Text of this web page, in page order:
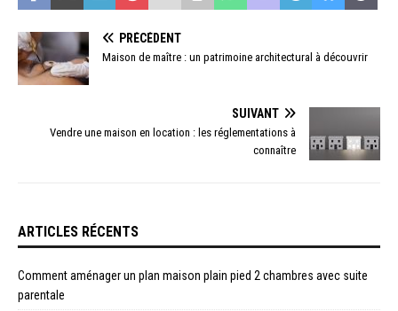
PRÉCÉDENT
Maison de maître : un patrimoine architectural à découvrir
SUIVANT
Vendre une maison en location : les réglementations à
connaître
ARTICLES RÉCENTS
Comment aménager un plan maison plain pied 2 chambres avec suite
parentale